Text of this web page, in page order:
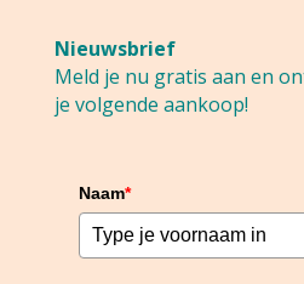
Nieuwsbrief
Meld je nu gratis aan en
je volgende aankoop!
Naam*